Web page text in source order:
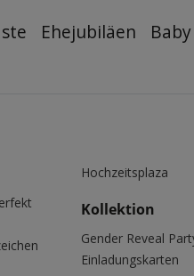
Ehejubiläen
Hochzeitsplaza
Kollektion
Gender Reveal
Einladungskarten